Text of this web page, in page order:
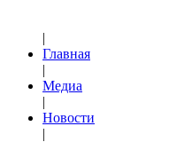
|
Главная
|
Медиа
|
Новости
|